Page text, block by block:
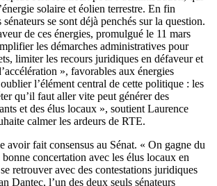
solaire et éolien terrestre. En fin
sénateurs se sont déjà penchés sur la question.
de ces énergies, promulgué le 11 mars
les démarches administratives pour
limiter les recours juridiques en défaveur et
», favorables aux énergies
l’élément central de cette politique : les
qu’il faut aller vite peut générer des
et des élus locaux », soutient Laurence
calmer les ardeurs de RTE.
avoir fait consensus au Sénat. « On gagne du
concertation avec les élus locaux en
retrouver avec des contestations juridiques
Dantec, l’un des deux seuls sénateurs